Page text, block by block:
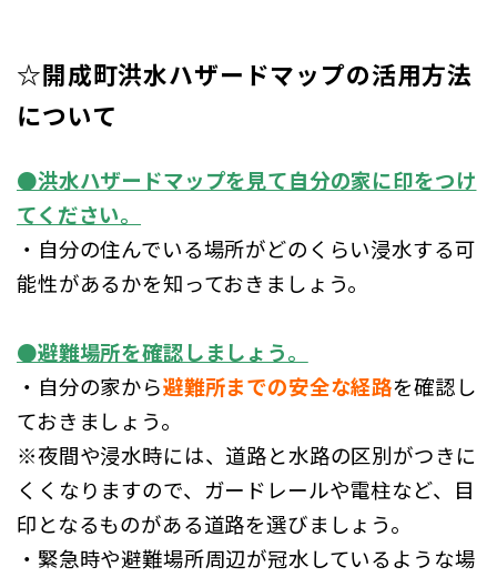
☆開成町洪水ハザードマップの活用方法
について
●洪水ハザードマップを見て自分の家に印をつけ
てください。
・自分の住んでいる場所がどのくらい浸水する可
能性があるかを知っておきましょう。
●避難場所を確認しましょう。
・自分の家から避難所までの安全な経路を確認し
ておきましょう。
※夜間や浸水時には、道路と水路の区別がつきに
くくなりますので、ガードレールや電柱など、目
印となるものがある道路を選びましょう。
・緊急時や避難場所周辺が冠水しているような場